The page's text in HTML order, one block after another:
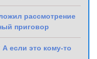
рассмотрение
приговор
если это кому-то